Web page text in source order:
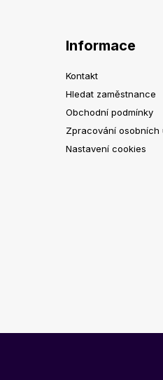
Informace
Kontakt
Hledat zaměstnance
Obchodní podmínky
Zpracování osobních
Nastavení cookies